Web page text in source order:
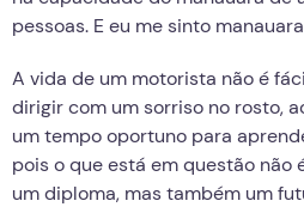
pessoas. E eu me sinto
A vida de um motorista não é
dirigir com um sorriso no rosto,
um tempo oportuno para
pois o que está em questão não
um diploma, mas também um